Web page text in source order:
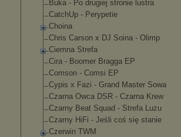
Buka - Po drugiej stronie lustra
CatchUp - Perypetie
Choina
Chris Carson x DJ Soina - Olimp
Ciemna Strefa
Cira - Boomer Bragga EP
Comson - Comsi EP
Cypis x Fazi - Grand Master Sowa
Czarna Owca DSR - Czarna Krew
Czarny Beat Squad - Strefa Luzu
Czarny HiFi - Jeśli coś się stanie
Czerwin TWM